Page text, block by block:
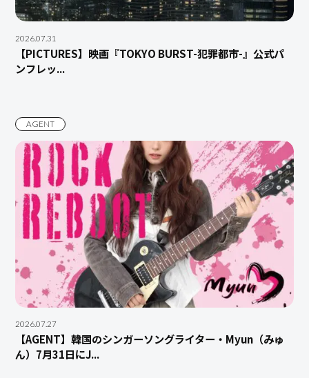
2026.07.31
【PICTURES】映画『TOKYO BURST-犯罪都市-』公式パ
ンフレッ...
AGENT
2026.07.27
【AGENT】韓国のシンガーソングライター・Myun（みゅ
ん）7月31日にJ...